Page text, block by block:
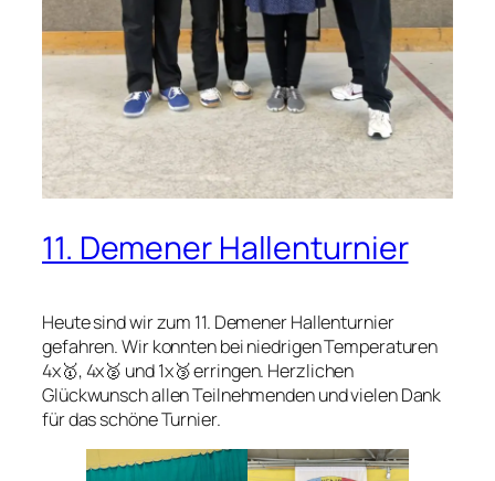
11. Demener Hallenturnier
Heute sind wir zum 11. Demener Hallenturnier
gefahren. Wir konnten bei niedrigen Temperaturen
4x🥇, 4x🥈 und 1x🥉 erringen. Herzlichen
Glückwunsch allen Teilnehmenden und vielen Dank
für das schöne Turnier.